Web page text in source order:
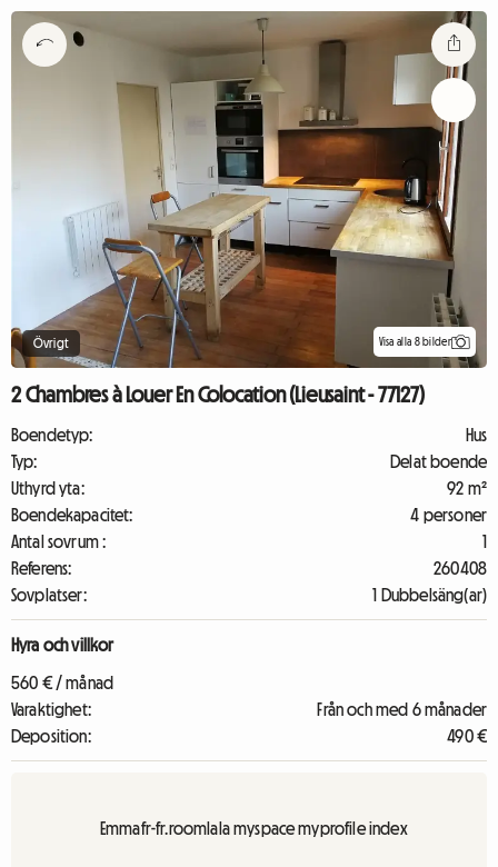
Övrigt Visa alla 8 bilder
2 Chambres à Louer En Colocation (Lieusaint - 77127)
Boendetyp:
Hus
Typ:
Delat boende
Uthyrd yta:
92 m²
Boendekapacitet:
4 personer
Antal sovrum :
1
Referens:
260408
Sovplatser:
1 Dubbelsäng(ar)
Hyra och villkor
560 € / månad
Varaktighet:
Från och med 6 månader
Deposition:
490 €
Emmafr-fr.roomlala myspace myprofile index